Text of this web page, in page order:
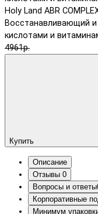
Holy Land ABR
Восстанавливающий
кислотами и
4961р.
Купить
Описание
Отзывы 0
Вопросы и ответы
Корпоративные
Минимум